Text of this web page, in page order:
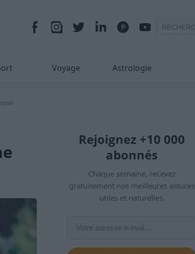
Voyage Astrologie
Rejoignez +10 000
abonnés
Chaque semaine, recevez
gratuitement nos meilleures astuces
utiles et naturelles.